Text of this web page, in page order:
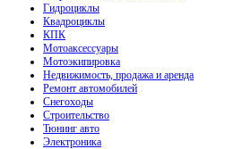
Гидроциклы
Квадроциклы
КПК
Мотоаксессуары
Мотоэкипировка
Недвижимость, продажа и аренда
Ремонт автомобилей
Снегоходы
Строительство
Тюнинг авто
Электроника